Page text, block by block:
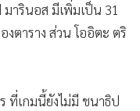
มารินอส มีเพิ่มเป็น 31
ตาราง ส่วน โออิตะ ตริ
ที่เกมนี้ยังไม่มี ชนาธิป